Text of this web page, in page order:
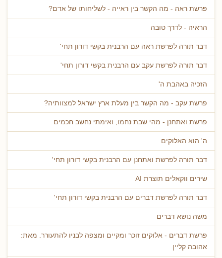
פרשת ראה - מה הקשר בין ראייה - לשליחותו של אדם?
הראיה - לדרך טובה
דבר תורה לפרשת ראה עם הרבנית בקשי דורון תחי'
דבר תורה לפרשת עקב עם הרבנית בקשי דורון תחי'
הזכיה באהבת ה'
פרשת עקב - מה הקשר בין מעלת ארץ ישראל למצוותיה?
פרשת ואתחנן - מהי שבת נחמו, ואימתי נחשב חכמים
ה' הוא האלוקים
דבר תורה לפרשת ואתחנן עם הרבנית בקשי דורון תחי'
שירים ווקאלים תוצרת AI
דבר תורה לפרשת דברים עם הרבנית בקשי דורון תחי'
משה נושא דברים
פרשת דברים - אלוקים זוכר ומקיים ומצפה לבניו להתעורר. מאת:
אהובה קליין